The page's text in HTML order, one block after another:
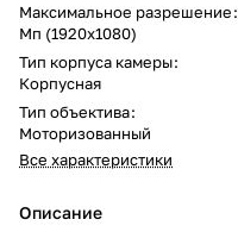
Максимальное разрешение:
Мп (1920x1080)
Тип корпуса камеры:
Корпусная
Тип объектива:
Моторизованный
Все характеристики
Описание